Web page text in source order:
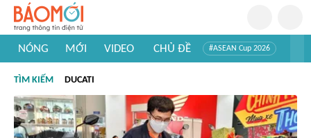
NÓNG MỚI VIDEO CHỦ ĐỀ #ASEAN Cup 2026
#Khám phá Việt Nam
TÌM KIẾM DUCATI